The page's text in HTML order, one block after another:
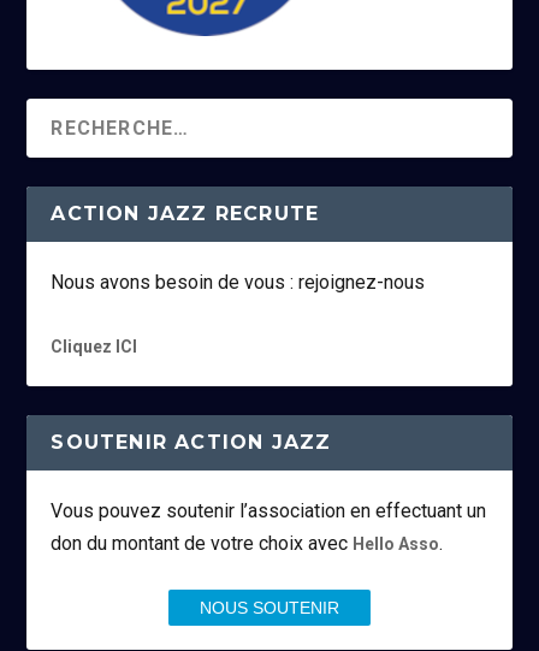
ACTION JAZZ RECRUTE
Nous avons besoin de vous : rejoignez-nous
Cliquez ICI
SOUTENIR ACTION JAZZ
Vous pouvez soutenir l’association en effectuant un
don du montant de votre choix avec Hello Asso.
NOUS SOUTENIR